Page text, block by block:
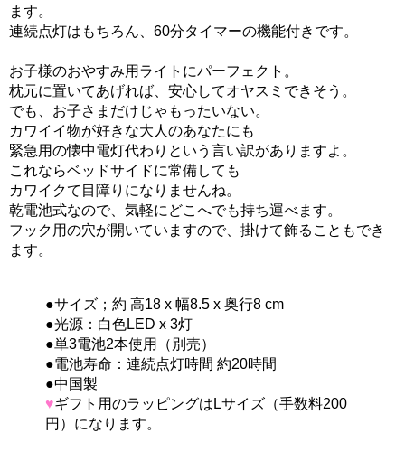
ます。
連続点灯はもちろん、60分タイマーの機能付きです。
お子様のおやすみ用ライトにパーフェクト。
枕元に置いてあげれば、安心してオヤスミできそう。
でも、お子さまだけじゃもったいない。
カワイイ物が好きな大人のあなたにも
緊急用の懐中電灯代わりという言い訳がありますよ。
これならベッドサイドに常備しても
カワイクて目障りになりませんね。
乾電池式なので、気軽にどこへでも持ち運べます。
フック用の穴が開いていますので、掛けて飾ることもでき
ます。
●サイズ；約 高18 x 幅8.5 x 奥行8 cm
●光源：白色LED x 3灯
●単3電池2本使用（別売）
●電池寿命：連続点灯時間 約20時間
●中国製
♥ギフト用のラッピングはLサイズ（手数料200
円）になります。